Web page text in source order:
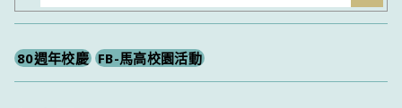
尋
80週年校慶 FB-馬高校園活動